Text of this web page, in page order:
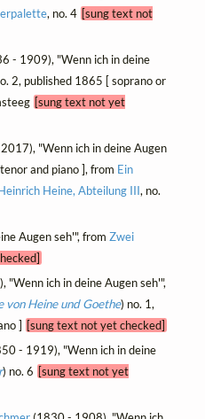
, no. 4 [sung text not
- 1909), "Wenn ich in deine
2, published 1865 [ soprano or
[sung text not yet
"Wenn ich in deine Augen
and piano ], from Ein
Heine, Abteilung III, no.
Augen seh'", fromZwei
"Wenn ich in deine Augen seh'",
von Heine und Goethe) no. 1,
] [sung text not yet checked]
- 1919), "Wenn ich in deine
) no. 6 [sung text not yet